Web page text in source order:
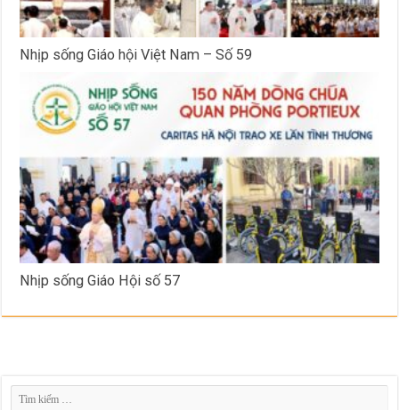
Nhịp sống Giáo hội Việt Nam – Số 59
Nhịp sống Giáo Hội số 57